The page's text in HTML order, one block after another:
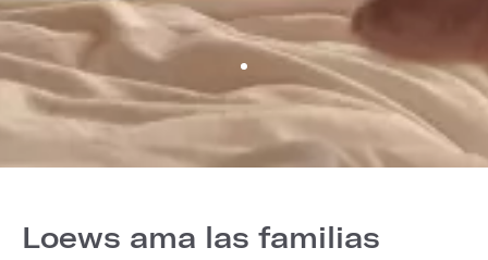
Loews ama las familias